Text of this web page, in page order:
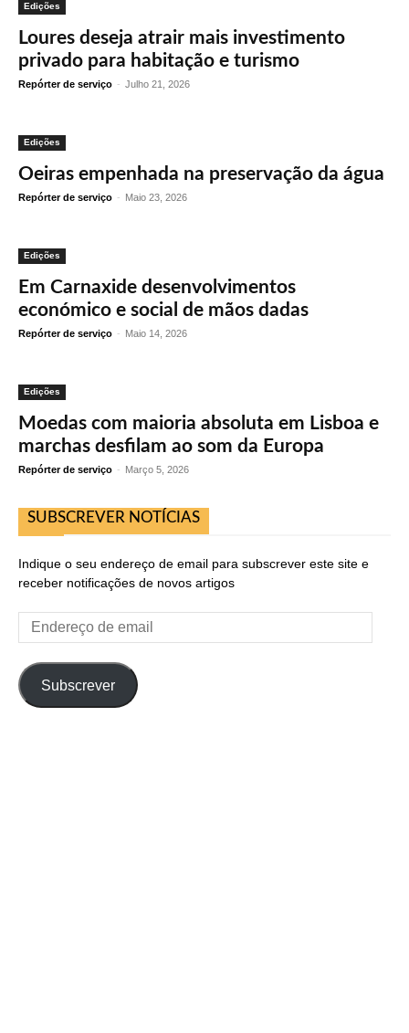
Edições
Loures deseja atrair mais investimento
privado para habitação e turismo
Repórter de serviço - Julho 21, 2026
Edições
Oeiras empenhada na preservação da água
Repórter de serviço - Maio 23, 2026
Edições
Em Carnaxide desenvolvimentos
económico e social de mãos dadas
Repórter de serviço - Maio 14, 2026
Edições
Moedas com maioria absoluta em Lisboa e
marchas desfilam ao som da Europa
Repórter de serviço - Março 5, 2026
SUBSCREVER NOTÍCIAS
Indique o seu endereço de email para subscrever este site e
receber notificações de novos artigos
Endereço
de
email
Subscrever